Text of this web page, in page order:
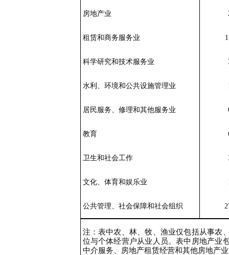
房地产业
租赁和商务服务业
科学研究和技术服务业
水利、环境和公共设施管理业
居民服务、修理和其他服务业
教育
卫生和社会工作
文化、体育和娱乐业
公共管理、社会保障和社会组织
注：表中农、林、牧、渔业仅包括从事农
位与个体经营户从业人员。表中房地产业
中介服务、房地产租赁经营和其他房地产业